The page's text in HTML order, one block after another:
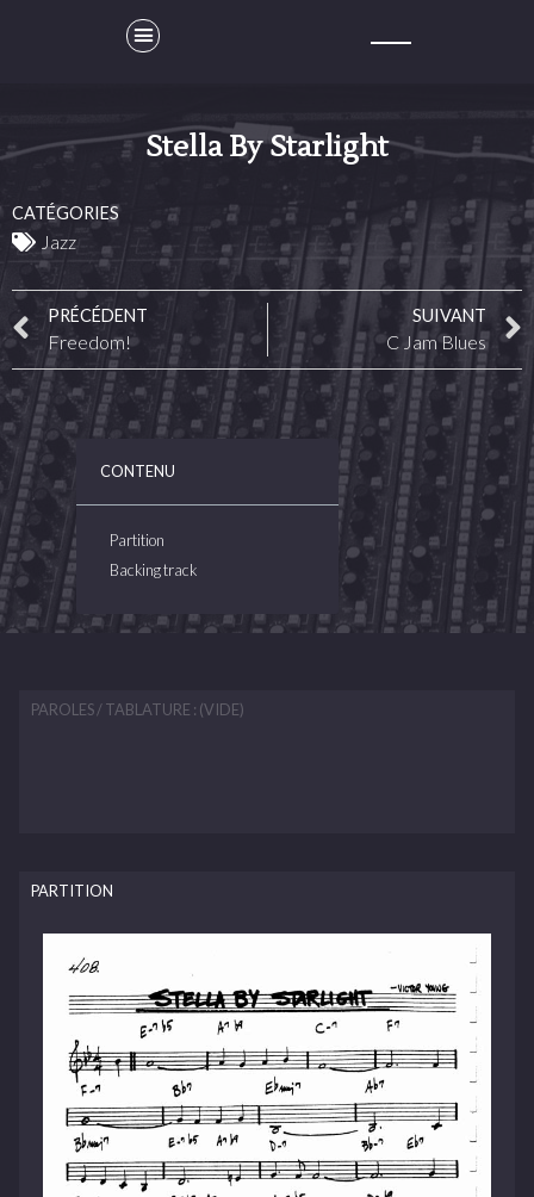
Stella By Starlight
CATÉGORIES
Jazz
PRÉCÉDENT
Freedom!
SUIVANT
C Jam Blues
CONTENU
Partition
Backing track
PAROLES / TABLATURE : (VIDE)
PARTITION